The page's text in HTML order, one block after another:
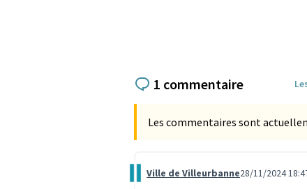
1 commentaire
Les commentaires sont
Commentaire 3760
Ville de Villeurbanne28/11/2024